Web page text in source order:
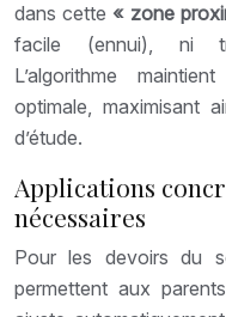
dans cette « zone
facile (ennui), ni
L’algorithme
optimale, maximisant
d’étude.
Applications
nécessaires
Pour les devoirs du
permettent aux